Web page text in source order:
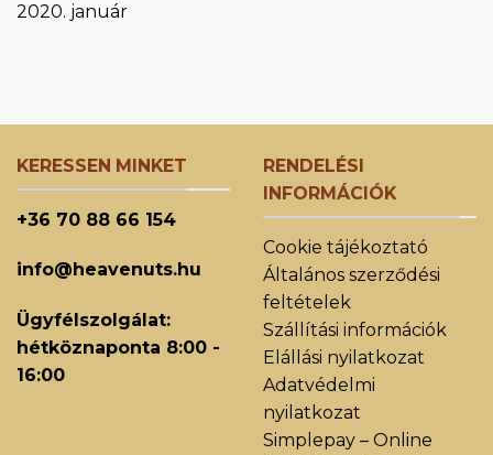
2020. január
KERESSEN MINKET
+36 70 88 66 154
info@heavenuts.hu
Ügyfélszolgálat:
hétköznaponta 8:00 -
16:00
RENDELÉSI
INFORMÁCIÓK
Cookie tájékoztató
Általános szerződési
feltételek
Szállítási információk
Elállási nyilatkozat
Adatvédelmi
nyilatkozat
Simplepay – Online